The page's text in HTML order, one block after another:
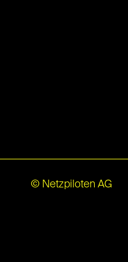
© Netzpiloten AG